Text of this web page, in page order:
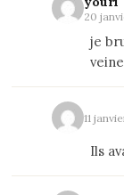
20
je
11
Ils